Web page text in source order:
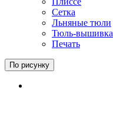
Сетка
Льняные тюли
Тюль-вышивка
Печать
По рисунку